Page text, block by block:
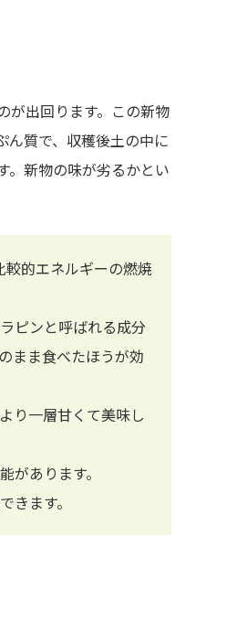
が出回ります。この新物
ん質で、収穫後土の中に
。新物の味が劣るかとい
較的エネルギーの燃焼
ピンと呼ばれる成分
まま食べたほうが効
り一層甘くて美味し
があります。
ます。